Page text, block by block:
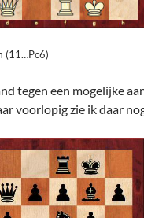
(11…Pc6)
tegen een mogelijke
voorlopig zie ik daar